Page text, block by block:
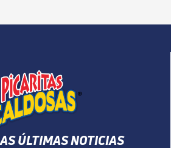
ÚLTIMAS NOTICIAS